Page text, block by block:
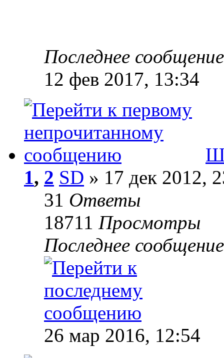
Последнее
12 фев 2017, 13:34
1, 2 SD » 17 дек 2012,
31 Ответы
18711 Просмотры
Последнее
26 мар 2016, 12:54